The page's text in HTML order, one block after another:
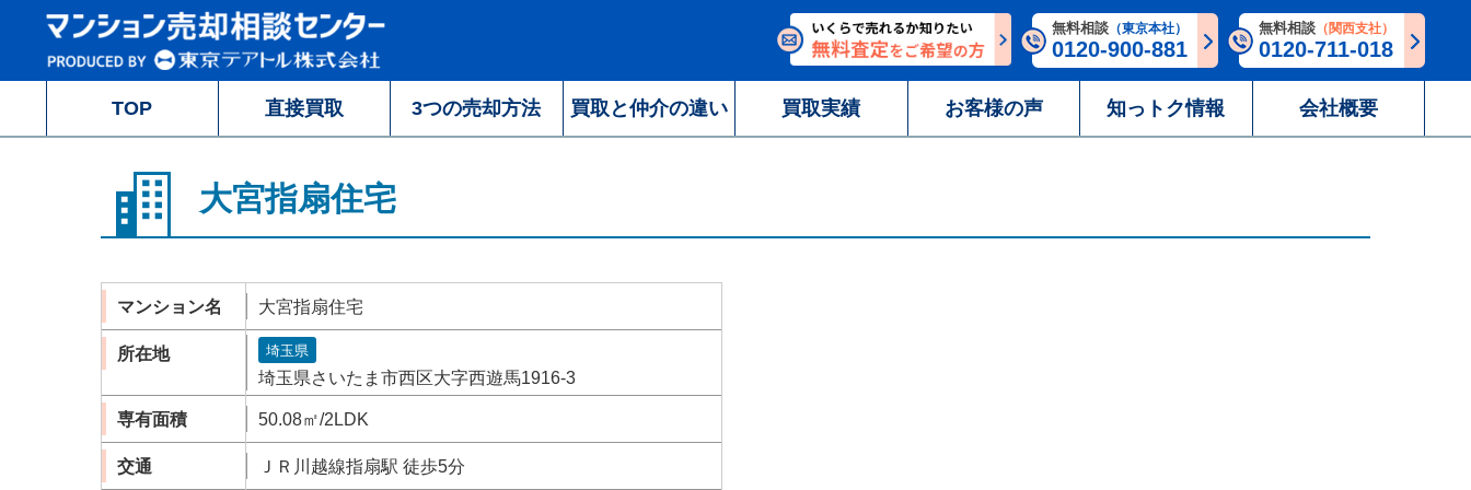
無料相談 （東京本社）
0120-900-881
無料相談 （関西支社）
0120-711-018
TOP 直接買取 3つの売却方法 買取と仲介の違い 買取実績 お客様の声 知っトク情報 会社概要
大宮指扇住宅
マンション名 大宮指扇住宅
所在地 埼玉県
埼玉県さいたま市西区大字西遊馬1916-3
専有面積 50.08㎡/2LDK
交通 ＪＲ川越線指扇駅 徒歩5分